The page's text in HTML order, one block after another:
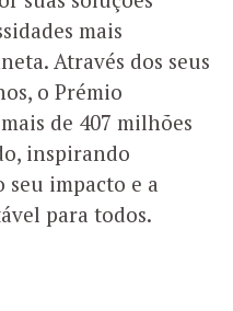
mais
Através dos seus
o Prémio
de 407 milhões
inspirando
impacto e a
para todos.